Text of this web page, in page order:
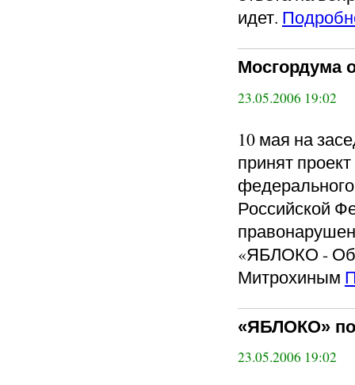
идет.
Мосгордума
23.05.2006 19:02
10 мая на
принят
Российской
«ЯБЛОКО -
Митрохиным
«ЯБЛОКО»
23.05.2006 19:02